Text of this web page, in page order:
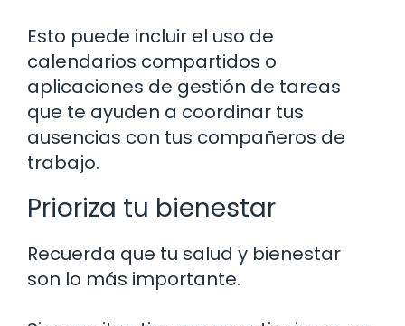
Esto puede incluir el uso de
calendarios compartidos o
aplicaciones de gestión de tareas
que te ayuden a coordinar tus
ausencias con tus compañeros de
trabajo.
Prioriza tu bienestar
Recuerda que tu salud y bienestar
son lo más importante.